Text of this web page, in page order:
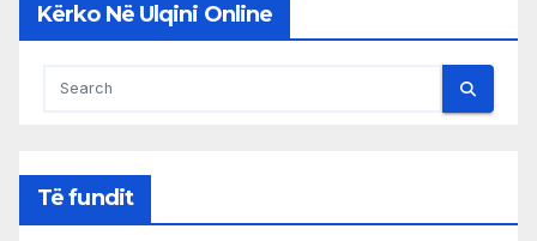
Kërko Në Ulqini Online
Të fundit